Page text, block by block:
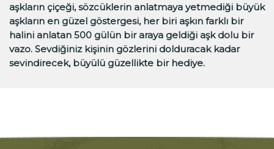
aşkların çiçeği, sözcüklerin anlatmaya yetmediği büyük
aşkların en güzel göstergesi, her biri aşkın farklı bir
halini anlatan 500 gülün bir araya geldiği aşk dolu bir
vazo. Sevdiğiniz kişinin gözlerini dolduracak kadar
sevindirecek, büyülü güzellikte bir hediye.